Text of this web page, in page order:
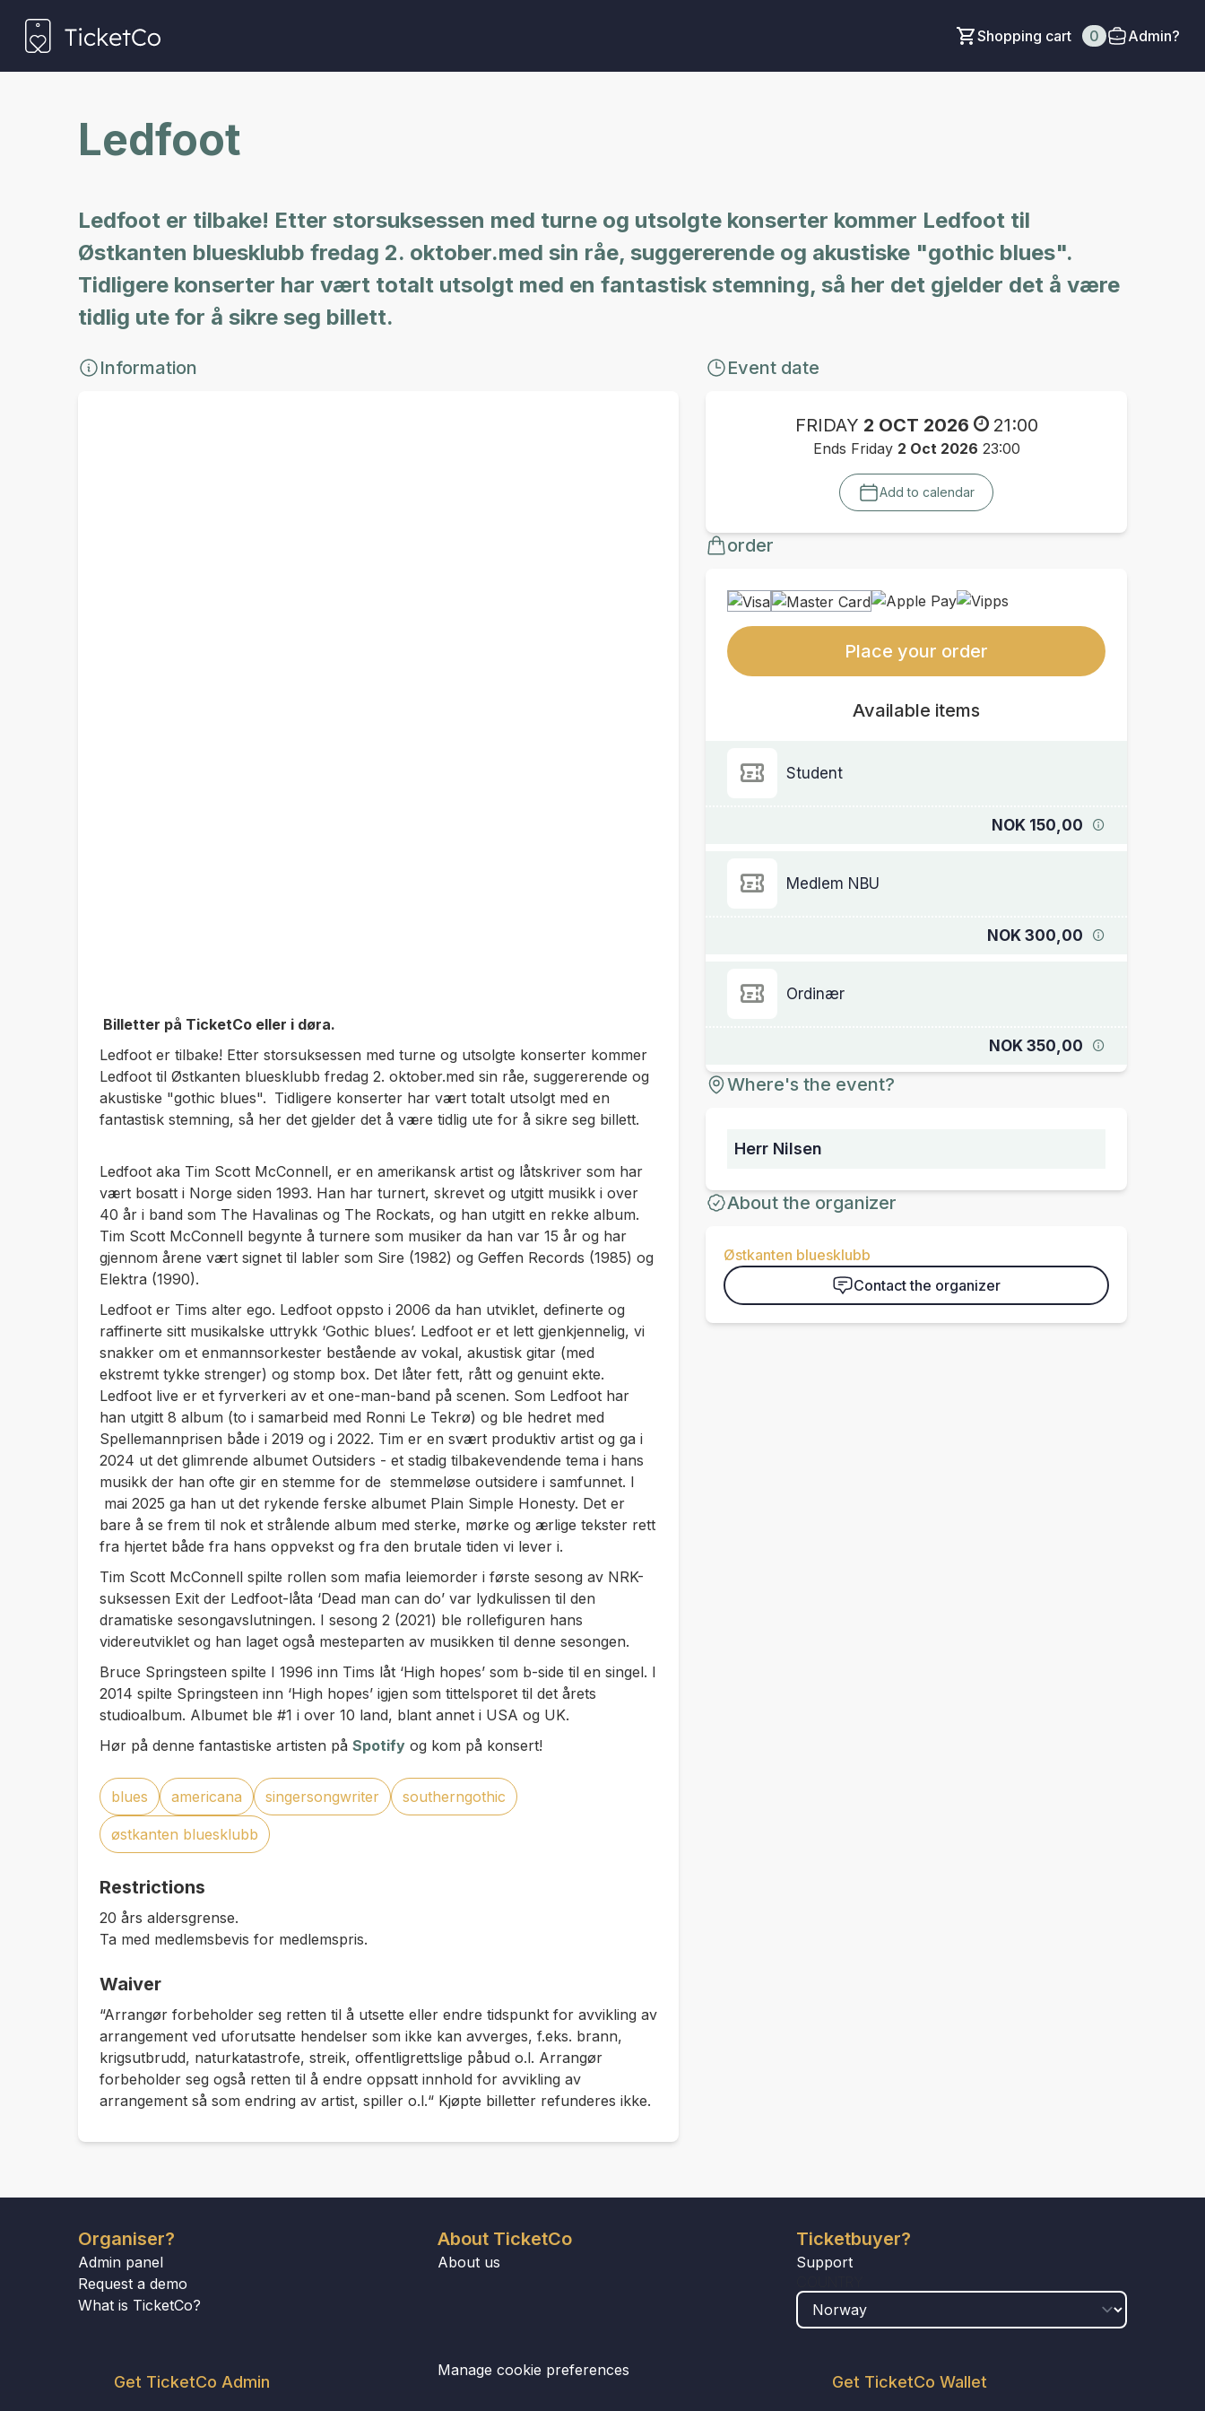
Shopping cart 0 Admin?
Ledfoot
Ledfoot er tilbake! Etter storsuksessen med turne og utsolgte konserter kommer Ledfoot til
Østkanten bluesklubb fredag 2. oktober.med sin råe, suggererende og akustiske "gothic blues".
Tidligere konserter har vært totalt utsolgt med en fantastisk stemning, så her det gjelder det å være
tidlig ute for å sikre seg billett.
Information
Billetter på TicketCo eller i døra.
Ledfoot er tilbake! Etter storsuksessen med turne og utsolgte konserter kommer
Ledfoot til Østkanten bluesklubb fredag 2. oktober.med sin råe, suggererende og
akustiske "gothic blues". Tidligere konserter har vært totalt utsolgt med en
fantastisk stemning, så her det gjelder det å være tidlig ute for å sikre seg billett.
Ledfoot aka Tim Scott McConnell, er en amerikansk artist og låtskriver som har
vært bosatt i Norge siden 1993. Han har turnert, skrevet og utgitt musikk i over
40 år i band som The Havalinas og The Rockats, og han utgitt en rekke album.
Tim Scott McConnell begynte å turnere som musiker da han var 15 år og har
gjennom årene vært signet til labler som Sire (1982) og Geffen Records (1985) og
Elektra (1990).
Ledfoot er Tims alter ego. Ledfoot oppsto i 2006 da han utviklet, definerte og
raffinerte sitt musikalske uttrykk ‘Gothic blues’. Ledfoot er et lett gjenkjennelig, vi
snakker om et enmannsorkester bestående av vokal, akustisk gitar (med
ekstremt tykke strenger) og stomp box. Det låter fett, rått og genuint ekte.
Ledfoot live er et fyrverkeri av et one-man-band på scenen. Som Ledfoot har
han utgitt 8 album (to i samarbeid med Ronni Le Tekrø) og ble hedret med
Spellemannprisen både i 2019 og i 2022. Tim er en svært produktiv artist og ga i
2024 ut det glimrende albumet Outsiders - et stadig tilbakevendende tema i hans
musikk der han ofte gir en stemme for de stemmeløse outsidere i samfunnet. I
mai 2025 ga han ut det rykende ferske albumet Plain Simple Honesty. Det er
bare å se frem til nok et strålende album med sterke, mørke og ærlige tekster rett
fra hjertet både fra hans oppvekst og fra den brutale tiden vi lever i.
Tim Scott McConnell spilte rollen som mafia leiemorder i første sesong av NRK-
suksessen Exit der Ledfoot-låta ‘Dead man can do’ var lydkulissen til den
dramatiske sesongavslutningen. I sesong 2 (2021) ble rollefiguren hans
videreutviklet og han laget også mesteparten av musikken til denne sesongen.
Bruce Springsteen spilte I 1996 inn Tims låt ‘High hopes’ som b-side til en singel. I
2014 spilte Springsteen inn ‘High hopes’ igjen som tittelsporet til det årets
studioalbum. Albumet ble #1 i over 10 land, blant annet i USA og UK.
Hør på denne fantastiske artisten på Spotify og kom på konsert!
blues americana singersongwriter southerngothic
østkanten bluesklubb
Restrictions
20 års aldersgrense.
Ta med medlemsbevis for medlemspris.
Waiver
“Arrangør forbeholder seg retten til å utsette eller endre tidspunkt for avvikling av
arrangement ved uforutsatte hendelser som ikke kan avverges, f.eks. brann,
krigsutbrudd, naturkatastrofe, streik, offentligrettslige påbud o.l. Arrangør
forbeholder seg også retten til å endre oppsatt innhold for avvikling av
arrangement så som endring av artist, spiller o.l.“ Kjøpte billetter refunderes ikke.
Event date
FRIDAY 2 OCT 2026 21:00
Ends Friday 2 Oct 2026 23:00
Add to calendar
order
Place your order
Available items
Student
NOK 150,00
Medlem NBU
NOK 300,00
Ordinær
NOK 350,00
Where's the event?
Herr Nilsen
About the organizer
Østkanten bluesklubb
Contact the organizer
Organiser?
Admin panel
Request a demo
What is TicketCo?
Get TicketCo Admin
About TicketCo
About us
Manage cookie preferences
Ticketbuyer?
Support
Get TicketCo Wallet